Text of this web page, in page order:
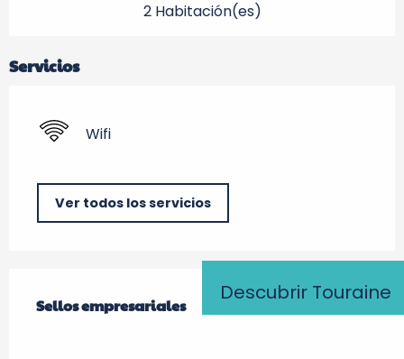
Descubrir Touraine
2 Habitación(es)
Servicios
Wifi
Ver todos los servicios
Sellos empresariales
Sellos empresariales